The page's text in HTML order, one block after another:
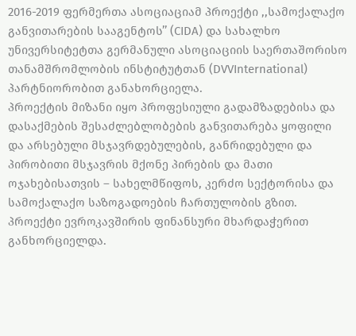
2016-2019 ფერმერთა ასოციაციამ პროექტი ,,სამოქალაქო
განვითარების სააგენტოს’’ (CIDA) და სახალხო
უნივერსიტეტთა გერმანული ასოციაციის საერთაშორისო
თანამშრომლობის ინსტიტუტთან (DVVInternational)
პარტნიორობით განახორციელა.
პროექტის მიზანი იყო პროფესიული გადამზადებისა და
დასაქმების შესაძლებლობების განვითარება ყოფილი
და არსებული მსჯავრდებულების, განრიდებული და
პირობითი მსჯავრის მქონე პირების და მათი
ოჯახებისათვის – სახელმწიფოს, კერძო სექტორისა და
სამოქალაქო საზოგადოების ჩართულობის გზით.
პროექტი ევროკავშირის ფინანსური მხარდაჭერით
განხორციელდა.